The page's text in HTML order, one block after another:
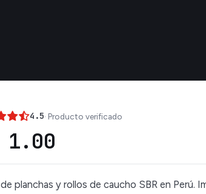
4.5· Producto verificado
1.00
planchas y rollos de caucho SBR en Perú.